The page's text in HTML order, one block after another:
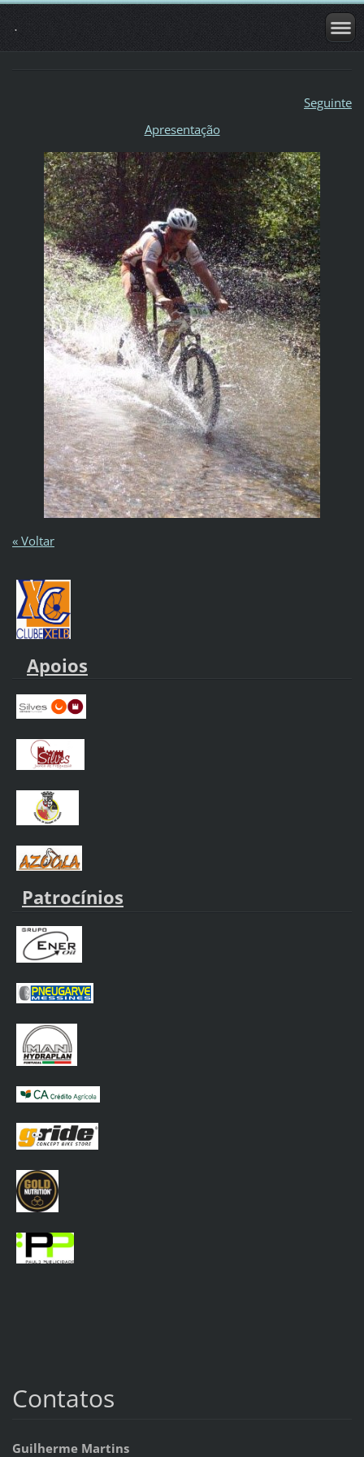
.
Seguinte
Apresentação
« Voltar
Apoios
Patrocínios
Contatos
Guilherme Martins